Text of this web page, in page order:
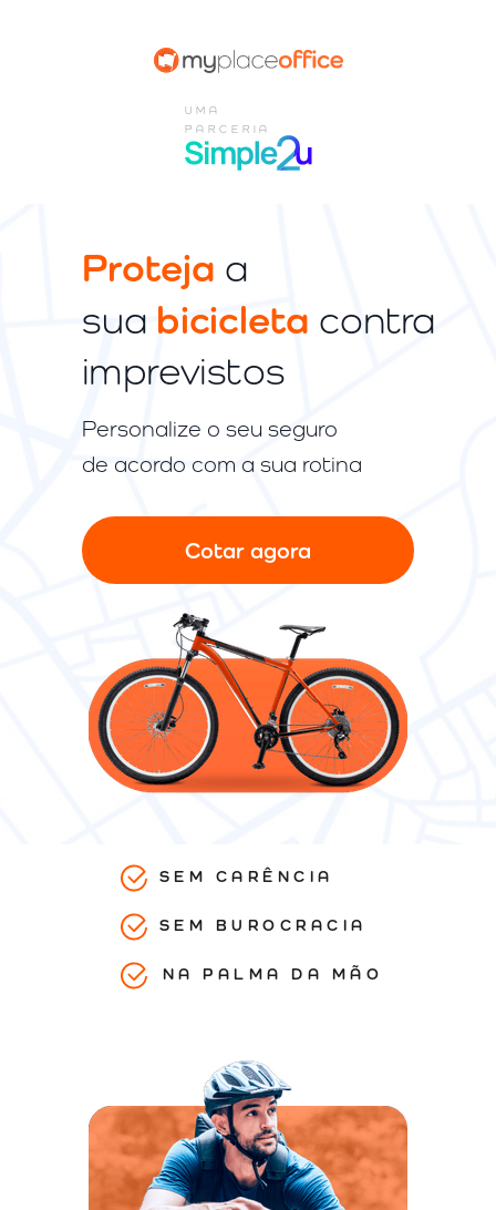
SEM CARÊNCIA
SEM BUROCRACIA
NA PALMA DA MÃO
UMA
PARCERIA
Cotar agora
Proteja a
sua bicicleta contra
imprevistos
Personalize o seu seguro
de acordo com a sua rotina